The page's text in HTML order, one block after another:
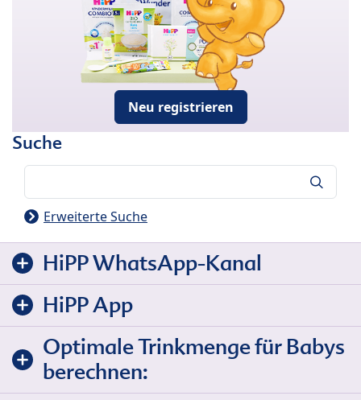
Neu registrieren
Suche
Erweiterte Suche
HiPP WhatsApp-Kanal
HiPP App
Optimale Trinkmenge für Babys
berechnen: